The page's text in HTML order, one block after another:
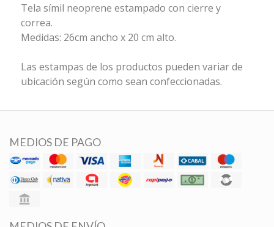
Tela símil neoprene estampado con cierre y
correa.
Medidas: 26cm ancho x 20 cm alto.
Las estampas de los productos pueden variar de
ubicación según como sean confeccionadas.
MEDIOS DE PAGO